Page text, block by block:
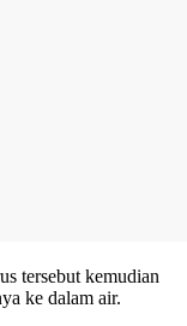
tersebut kemudian
ke dalam air.